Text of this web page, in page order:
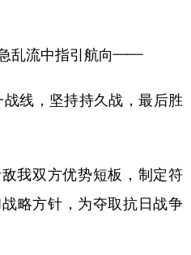
乱流中指引航向——
线，坚持持久战，最后胜
双方优势短板，制定符
略方针，为夺取抗日战争